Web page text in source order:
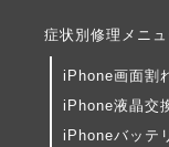
症状別修理メニュ
iPhone画面割
iPhone液晶交
iPhoneバッテ